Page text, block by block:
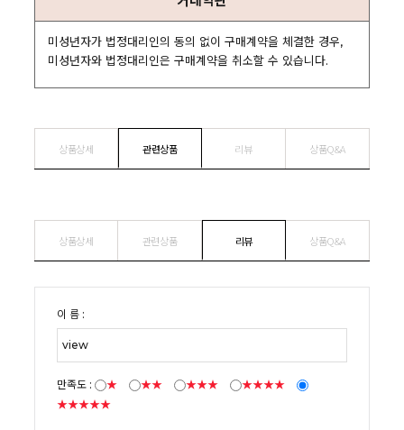
미성년자가 법정대리인의 동의 없이 구매계약을 체결한 경우,
미성년자와 법정대리인은 구매계약을 취소할 수 있습니다.
상품상세 관련상품 리뷰 상품Q&A
상품상세 관련상품 리뷰 상품Q&A
이 름 :
만족도 : ★ ★★ ★★★
★★★★
★★★★★